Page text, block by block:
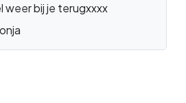
weer bij je terugxxxx